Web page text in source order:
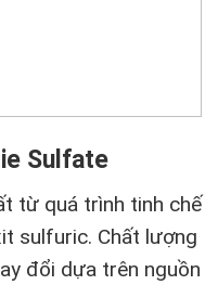
Sulfate
từ quá trình tinh chế
sulfuric. Chất lượng
đổi dựa trên nguồn